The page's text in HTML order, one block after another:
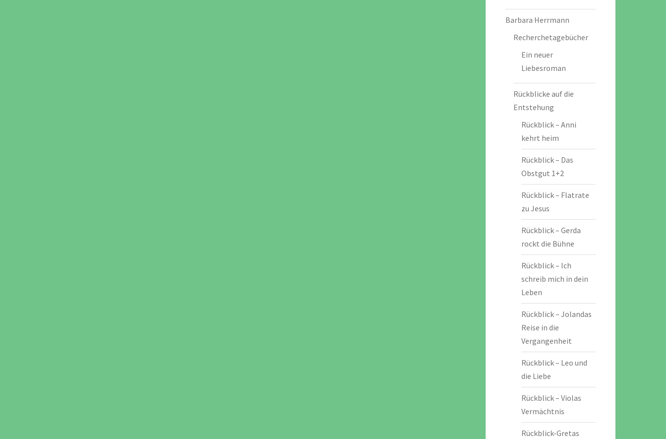
Barbara Herrmann
Recherchetagebücher
Ein neuer
Liebesroman
Rückblicke auf die
Entstehung
Rückblick – Anni
kehrt heim
Rückblick – Das
Obstgut 1+2
Rückblick – Flatrate
zu Jesus
Rückblick – Gerda
rockt die Bühne
Rückblick – Ich
schreib mich in dein
Leben
Rückblick – Jolandas
Reise in die
Vergangenheit
Rückblick – Leo und
die Liebe
Rückblick – Violas
Vermächtnis
Rückblick-Gretas